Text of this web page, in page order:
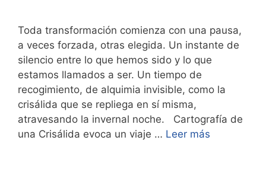
Toda transformación comienza con una pausa,
a veces forzada, otras elegida. Un instante de
silencio entre lo que hemos sido y lo que
estamos llamados a ser. Un tiempo de
recogimiento, de alquimia invisible, como la
crisálida que se repliega en sí misma,
atravesando la invernal noche. Cartografía de
una Crisálida evoca un viaje … Leer más